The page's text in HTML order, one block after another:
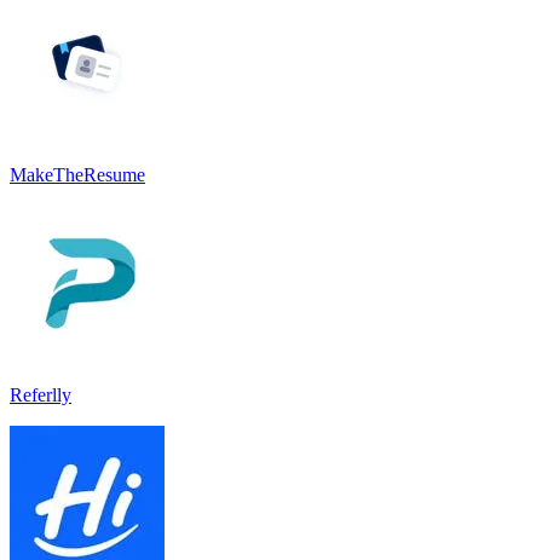
MakeTheResume
Referlly